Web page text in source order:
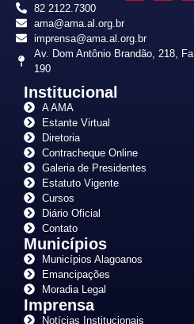
82 2122.7300
ama@ama.al.org.br
imprensa@ama.al.org.br
Av. Dom Antônio Brandão, 218,
190
Institucional
A AMA
Estante Virtual
Diretoria
Contracheque Online
Galeria de Presidentes
Estatuto Vigente
Cursos
Diário Oficial
Contato
Municípios
Municípios Alagoanos
Emancipações
Moradia Legal
Imprensa
Notícias Institucionais